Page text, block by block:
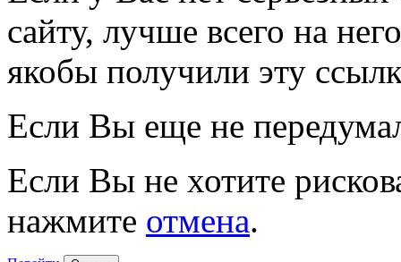
сайту, лучше всего на
якобы получили эту
Если Вы еще не
Если Вы не хотите
нажмите отмена.